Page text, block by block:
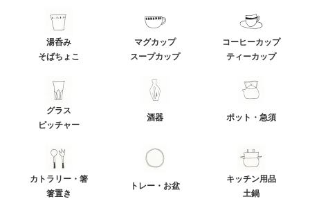
湯呑み
そばちょこ
マグカップ
スープカップ
コーヒーカップ
ティーカップ
グラス
ピッチャー
酒器 ポット・急須
カトラリー・箸
箸置き
トレー・お盆
キッチン用品
土鍋